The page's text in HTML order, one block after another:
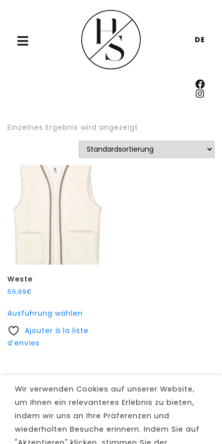
DE
Einzelnes Ergebnis wird angezeigt
Weste
59,99€
Ausführung wählen
weist
Optionen
können
auf
der
Produktseite
Ajouter à la liste
d’envies
Wir verwenden Cookies auf unserer Website,
um Ihnen ein relevanteres Erlebnis zu bieten,
indem wir uns an Ihre Präferenzen und
wiederholten Besuche erinnern. Indem Sie auf